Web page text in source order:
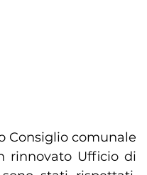
Consiglio comunale
rinnovato Ufficio di